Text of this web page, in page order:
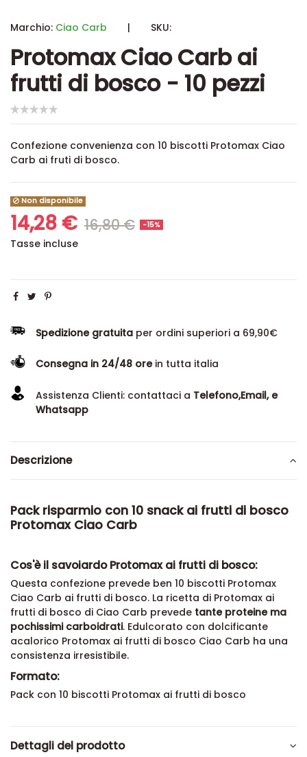
Marchio: Ciao Carb | SKU:
Protomax Ciao Carb ai
frutti di bosco - 10 pezzi
Confezione convenienza con 10 biscotti Protomax Ciao
Carb ai fruti di bosco.
Non disponibile
14,28 € 16,80 € -15%
Tasse incluse
Spedizione gratuita per ordini superiori a 69,90€
Consegna in 24/48 orein tutta italia
Assistenza Clienti: contattaci a Telefono,Email, e
Whatsapp
Descrizione
Pack risparmio con 10 snack ai frutti di bosco
Protomax Ciao Carb
Cos'è il savoiardo Protomax ai frutti di bosco:
Questa confezione prevede ben 10 biscotti Protomax
Ciao Carb ai frutti di bosco. La ricetta di Protomax ai
frutti di bosco di Ciao Carb prevede tante proteine ma
pochissimi carboidrati. Edulcorato con dolcificante
acalorico Protomax ai frutti di bosco Ciao Carb ha una
consistenza irresistibile.
Formato:
Pack con 10 biscotti Protomax ai frutti di bosco
Dettagli del prodotto